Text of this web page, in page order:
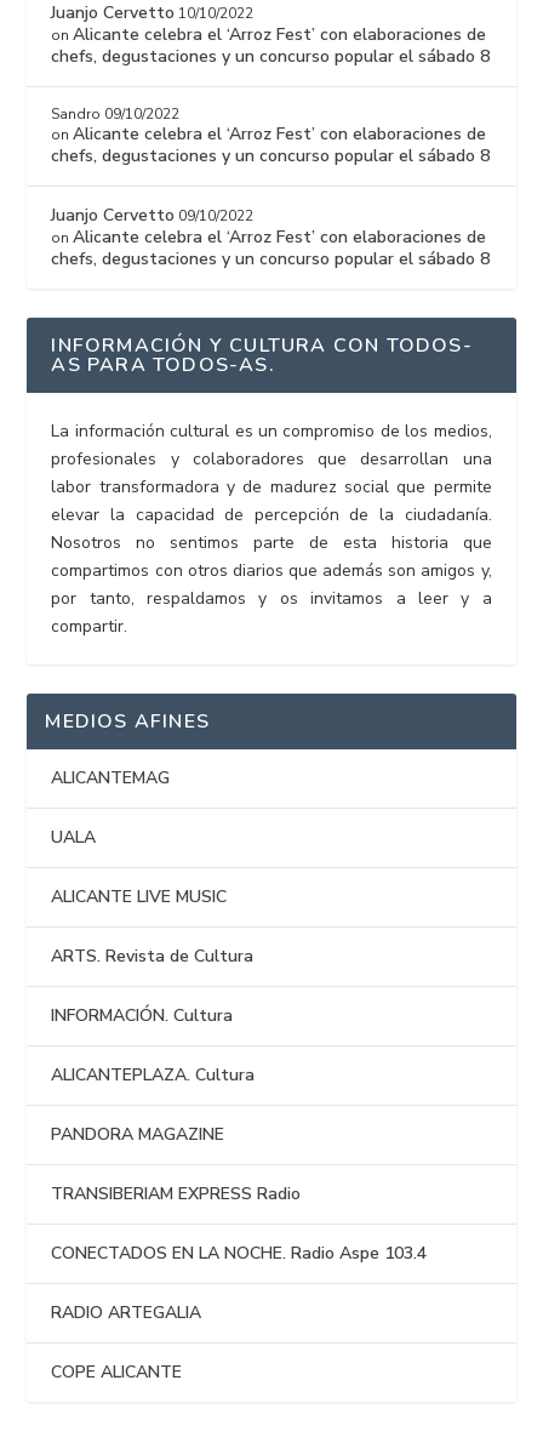
Juanjo Cervetto 10/10/2022
onAlicante celebra el ‘Arroz Fest’ con elaboraciones de
chefs, degustaciones y un concurso popular el sábado 8
Sandro 09/10/2022
onAlicante celebra el ‘Arroz Fest’ con elaboraciones de
chefs, degustaciones y un concurso popular el sábado 8
Juanjo Cervetto 09/10/2022
onAlicante celebra el ‘Arroz Fest’ con elaboraciones de
chefs, degustaciones y un concurso popular el sábado 8
INFORMACIÓN Y CULTURA CON TODOS-
AS PARA TODOS-AS.
La información cultural es un compromiso de los medios,
profesionales y colaboradores que desarrollan una
labor transformadora y de madurez social que permite
elevar la capacidad de percepción de la ciudadanía.
Nosotros no sentimos parte de esta historia que
compartimos con otros diarios que además son amigos y,
por tanto, respaldamos y os invitamos a leer y a
compartir.
MEDIOS AFINES
ALICANTEMAG
UALA
ALICANTE LIVE MUSIC
ARTS. Revista de Cultura
INFORMACIÓN. Cultura
ALICANTEPLAZA. Cultura
PANDORA MAGAZINE
TRANSIBERIAM EXPRESS Radio
CONECTADOS EN LA NOCHE. Radio Aspe 103.4
RADIO ARTEGALIA
COPE ALICANTE